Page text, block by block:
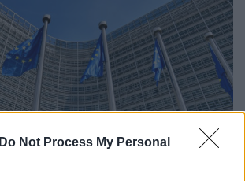
Do Not Process My Personal